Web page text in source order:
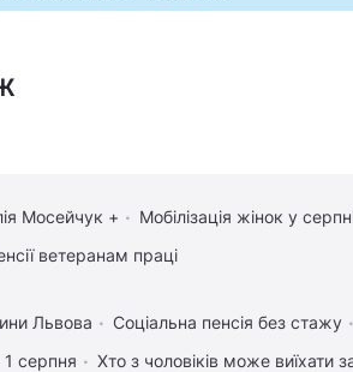
Мосейчук + Мобілізація жінок у
ветеранам праці
Львова Соціальна пенсія без стажу
1 серпня
Хто з чоловіків може виїхати